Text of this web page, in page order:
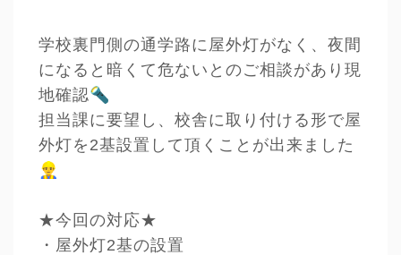
学校裏門側の通学路に屋外灯がなく、夜間
になると暗くて危ないとのご相談があり現
地確認🔦
担当課に要望し、校舎に取り付ける形で屋
外灯を2基設置して頂くことが出来ました
👷‍♂️
★今回の対応★
・屋外灯2基の設置